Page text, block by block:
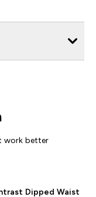
work better
Dipped Waist